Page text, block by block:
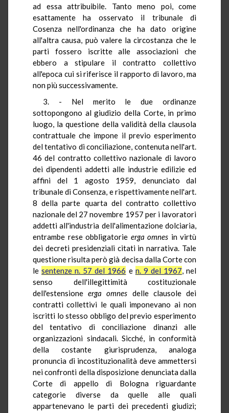
ad essa attribuibile. Tanto meno poi, come
esattamente ha osservato il tribunale di
Cosenza nell'ordinanza che ha dato origine
all'altra causa, può valere la circostanza che le
parti fossero iscritte alle associazioni che
ebbero a stipulare il contratto collettivo
all'epoca cui si riferisce il rapporto di lavoro, ma
non più successivamente.
3. - Nel merito le due ordinanze
sottopongono al giudizio della Corte, in primo
luogo, la questione della validità della clausola
contrattuale che impone il previo esperimento
del tentativo di conciliazione, contenuta nell'art.
46 del contratto collettivo nazionale di lavoro
dei dipendenti addetti alle industrie edilizie ed
affini del 1 agosto 1959, denunciato dal
tribunale di Consenza, e rispettivamente nell'art.
8 della parte quarta del contratto collettivo
nazionale del 27 novembre 1957 per i lavoratori
addetti all'industria dell'alimentazione dolciaria,
entrambe rese obbligatorie erga omnes in virtù
dei decreti presidenziali citati in narrativa. Tale
questione risulta però già decisa dalla Corte con
lesentenze n. 57 del 1966 e n. 9 del 1967, nel
senso dell'illegittimità costituzionale
dell'estensioneerga omnes delle clausole dei
contratti collettivi le quali imponevano ai non
iscritti lo stesso obbligo del previo esperimento
del tentativo di conciliazione dinanzi alle
organizzazioni sindacali. Sicché, in conformità
della costante giurisprudenza, analoga
pronuncia di incostituzionalità deve ammettersi
nei confronti della disposizione denunciata dalla
Corte di appello di Bologna riguardante
categorie diverse da quelle alle quali
appartenevano le parti dei precedenti giudizi;